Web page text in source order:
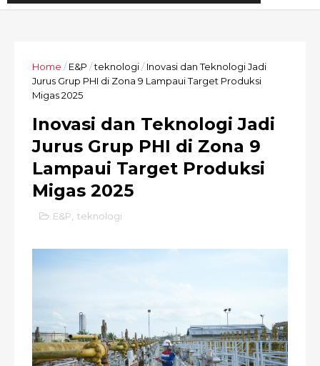
Home / E&P /teknologi/ Inovasi dan Teknologi Jadi
Jurus Grup PHI di Zona 9 Lampaui Target Produksi
Migas 2025
Inovasi dan Teknologi Jadi
Jurus Grup PHI di Zona 9
Lampaui Target Produksi
Migas 2025
E&P, teknologi